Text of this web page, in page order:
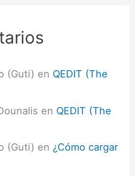
(Guti) en QEDIT (The
en QEDIT (The
(Guti) en ¿Cómo cargar